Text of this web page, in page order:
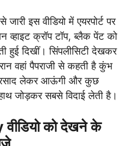
इस वीडियो में एयरपोर्ट पर
व्हाइट क्रॉप टॉप, ब्लैक पेंट को
हुई दिखीं। सिंपलीसिटी देखकर
वहां पैपराजी से कहती है कुंभ
लेकर आऊंगी और कुछ
जोड़कर सबसे विदाई लेती है।
को देखने के